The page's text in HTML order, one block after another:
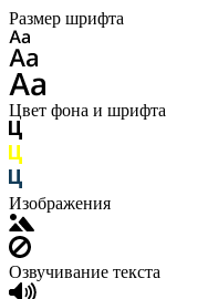
Размер шрифта
Цвет фона и шрифта
Изображения
Озвучивание текста